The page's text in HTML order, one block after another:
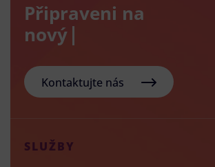
Připraveni na
nový e-sho
Kontaktujte nás
SLUŽBY